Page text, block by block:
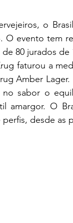
o
O evento tem
80 jurados
faturou a
Amber
no sabor o
amargor. O
desde as